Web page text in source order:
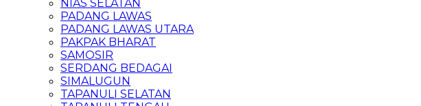
NIAS SELATAN
PADANG LAWAS
PADANG LAWAS UTARA
PAKPAK BHARAT
SAMOSIR
SERDANG BEDAGAI
SIMALUGUN
TAPANULI SELATAN